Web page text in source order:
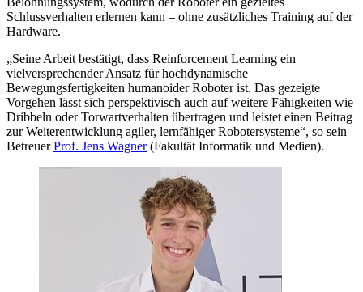
Schlussverhalten erlernen kann – ohne zusätzliches Training auf der
Hardware.
„Seine Arbeit bestätigt, dass Reinforcement Learning ein
vielversprechender Ansatz für hochdynamische
Bewegungsfertigkeiten humanoider Roboter ist. Das gezeigte
Vorgehen lässt sich perspektivisch auch auf weitere Fähigkeiten wie
Dribbeln oder Torwartverhalten übertragen und leistet einen Beitrag
zur Weiterentwicklung agiler, lernfähiger Robotersysteme“, so sein
BetreuerProf. Jens Wagner(Fakultät Informatik und Medien).